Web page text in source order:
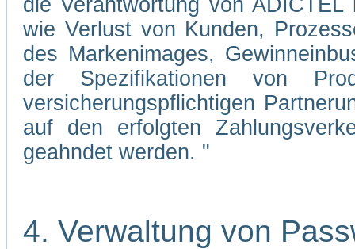
die Verantwortung von
wie Verlust von Kunden,
des Markenimages,
der Spezifikationen von
versicherungspflichtigen
auf den erfolgten
geahndet werden. "
4. Verwaltung von